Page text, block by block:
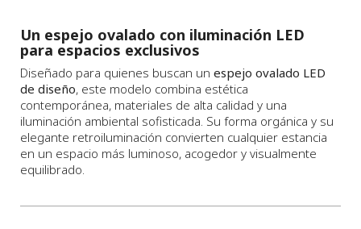
Un espejo ovalado con iluminación LED
para espacios exclusivos
Diseñado para quienes buscan un espejo ovalado LED
de diseño, este modelo combina estética
contemporánea, materiales de alta calidad y una
iluminación ambiental sofisticada. Su forma orgánica y su
elegante retroiluminación convierten cualquier estancia
en un espacio más luminoso, acogedor y visualmente
equilibrado.